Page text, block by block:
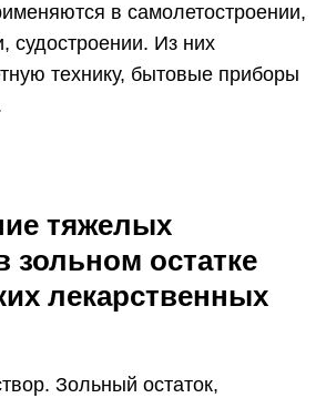
в самолетостроении,
судостроении. Из них
технику, бытовые приборы
тяжелых
зольном остатке
лекарственных
Зольный остаток,